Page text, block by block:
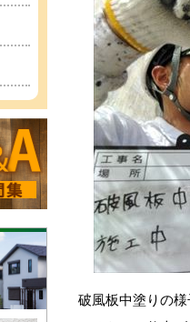
破風板中塗りの様